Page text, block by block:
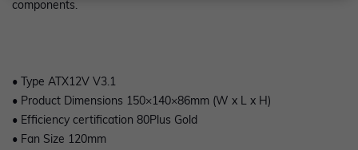
components.
• Type ATX12V V3.1
• Product Dimensions 150×140×86mm (W x L x H)
• Efficiency certification 80Plus Gold
• Fan Size 120mm